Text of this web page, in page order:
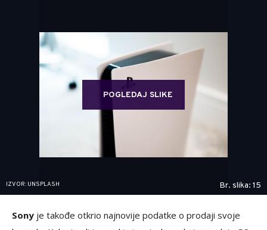
POGLEDAJ SLIKE
IZVOR: UNSPLASH Br. slika: 15
Sony je takođe otkrio najnovije podatke o prodaji svoje